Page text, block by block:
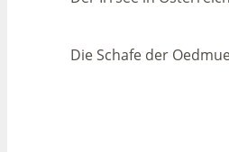
Die Schafe der